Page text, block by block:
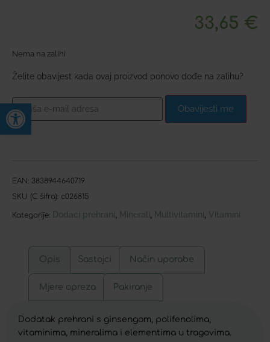
Open toolbar
33,65 €
Nema na zalihi
Želite obavijest kada ovaj proizvod ponovo dođe na zalihu?
Obavijesti me
EAN: 3838944640719
SKU (C šifra): c026815
Kategorije: Dodaci prehrani Minerali Multivitamini Vitamini
Opis Sastojci Način uporabe
Mjere opreza Pakiranje
Dodatak prehrani s ginsengom, polifenolima,
vitaminima, mineralima i elementima u tragovima.